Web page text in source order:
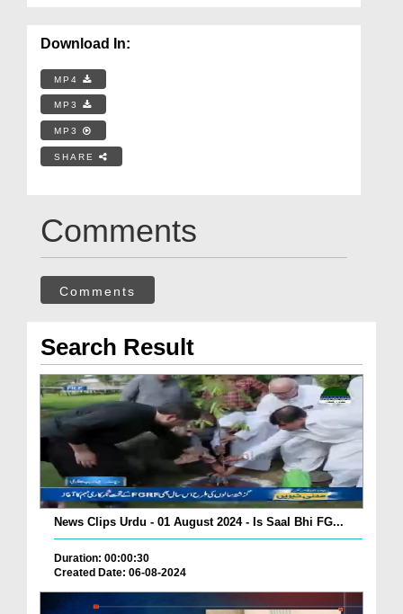
Download In:
MP4
MP3
MP3
SHARE
Comments
Comments
Search Result
News Clips Urdu - 01 August 2024 - Is Saal Bhi FG...
Duration: 00:00:30
Created Date: 06-08-2024